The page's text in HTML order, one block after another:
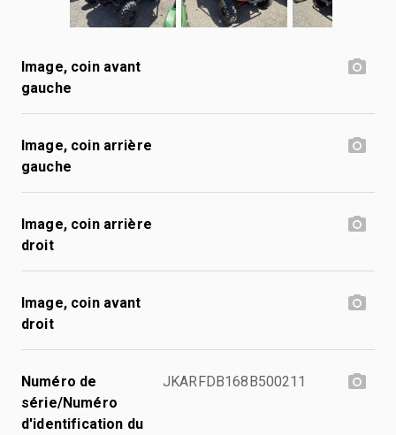
Image, coin avant
gauche
Image, coin arrière
gauche
Image, coin arrière
droit
Image, coin avant
droit
Numéro de
série/Numéro
d'identification du
JKARFDB168B500211